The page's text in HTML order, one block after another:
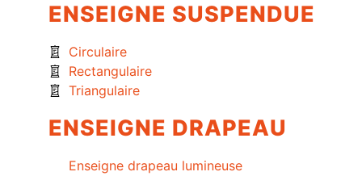
ENSEIGNE SUSPENDUE
Circulaire
Rectangulaire
Triangulaire
ENSEIGNE DRAPEAU
Enseigne drapeau lumineuse